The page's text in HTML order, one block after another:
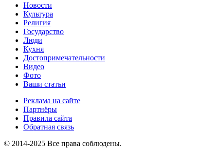
Новости
Культура
Религия
Государство
Люди
Кухня
Достопримечательности
Видео
Фото
Ваши статьи
Реклама на сайте
Партнёры
Правила сайта
Обратная связь
© 2014-2025 Все права соблюдены.